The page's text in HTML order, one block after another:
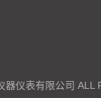
仪表有限公司 ALL